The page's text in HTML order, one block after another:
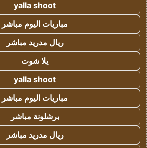
yalla shoot
مباريات اليوم مباشر
ريال مدريد مباشر
يلا شوت
yalla shoot
مباريات اليوم مباشر
برشلونة مباشر
ريال مدريد مباشر